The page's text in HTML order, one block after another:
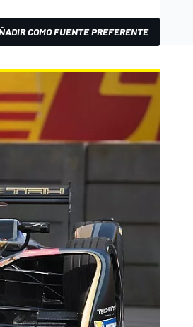
COMO FUENTE PREFERENTE